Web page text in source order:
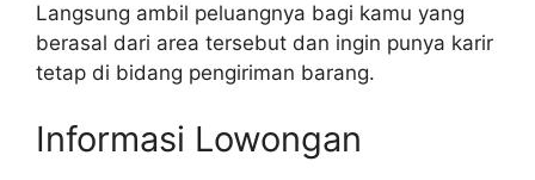
Langsung ambil peluangnya bagi kamu yang
berasal dari area tersebut dan ingin punya karir
tetap di bidang pengiriman barang.
Informasi Lowongan